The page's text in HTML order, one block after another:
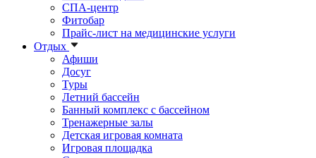
СПА-центр
Фитобар
Прайс-лист на медицинские услуги
Отдых
Афиши
Досуг
Туры
Летний бассейн
Банный комплекс с бассейном
Тренажерные залы
Детская игровая комната
Игровая площадка